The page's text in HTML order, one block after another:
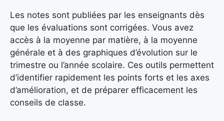
Les notes sont publiées par les enseignants dès
que les évaluations sont corrigées. Vous avez
accès à la moyenne par matière, à la moyenne
générale et à des graphiques d’évolution sur le
trimestre ou l’année scolaire. Ces outils permettent
d’identifier rapidement les points forts et les axes
d’amélioration, et de préparer efficacement les
conseils de classe.